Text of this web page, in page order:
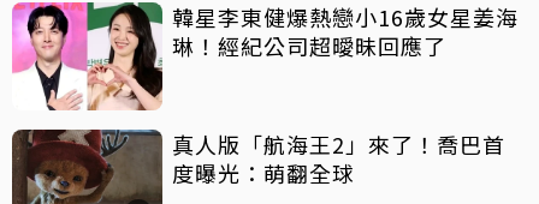
韓星李東健爆熱戀小16歲女星姜海
琳！經紀公司超曖昧回應了
真人版「航海王2」來了！喬巴首
度曝光：萌翻全球